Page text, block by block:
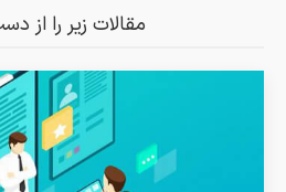
مقالات زیر را از